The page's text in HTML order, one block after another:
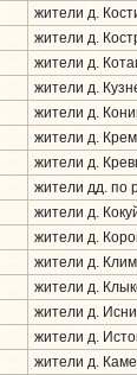
жители д.
жители д.
жители д.
жители д.
жители д.
жители д.
жители д.
жители дд. по
жители д.
жители д.
жители д.
жители д.
жители д.
жители д.
жители д.